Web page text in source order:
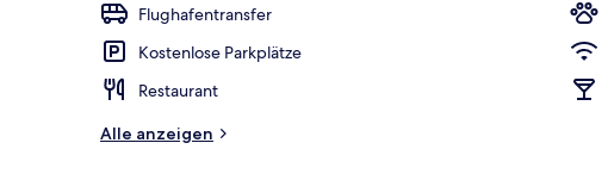
Flughafentransfer
Kostenlose Parkplätze
Restaurant
Alle anzeigen